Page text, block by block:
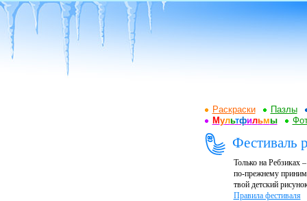
Раскраски
Пазлы
Мультфильмы
Фестиваль
Только на Ребзиках
по-прежнему
твой детский
Правила фестиваля